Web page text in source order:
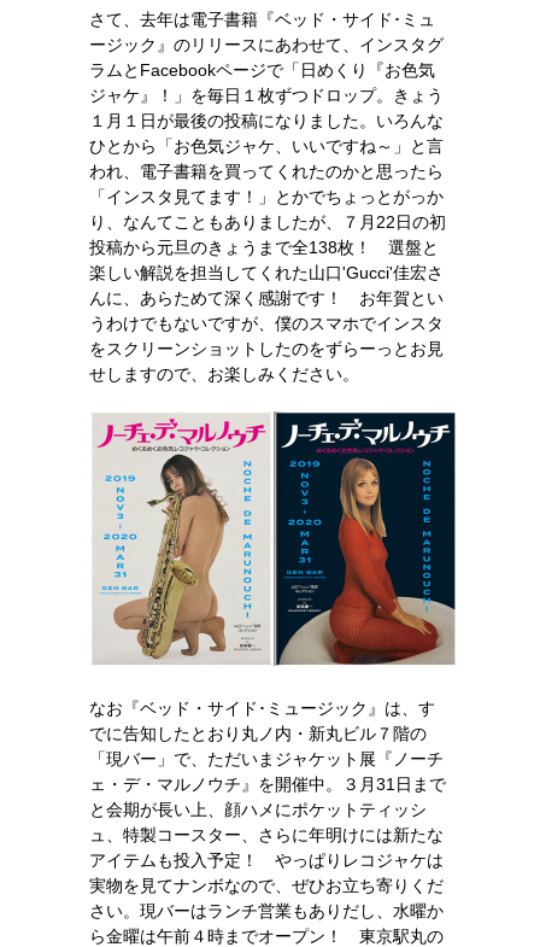
さて、去年は電子書籍『ベッド・サイド･ミュ
ージック』のリリースにあわせて、インスタグ
ラムとFacebookページで「日めくり『お色気
ジャケ』！」を毎日１枚ずつドロップ。きょう
１月１日が最後の投稿になりました。いろんな
ひとから「お色気ジャケ、いいですね～」と言
われ、電子書籍を買ってくれたのかと思ったら
「インスタ見てます！」とかでちょっとがっか
り、なんてこともありましたが、７月22日の初
投稿から元旦のきょうまで全138枚！ 選盤と
楽しい解説を担当してくれた山口'Gucci'佳宏さ
んに、あらためて深く感謝です！ お年賀とい
うわけでもないですが、僕のスマホでインスタ
をスクリーンショットしたのをずらーっとお見
せしますので、お楽しみください。
なお『ベッド・サイド･ミュージック』は、す
でに告知したとおり丸ノ内・新丸ビル７階の
「現バー」で、ただいまジャケット展『ノーチ
ェ・デ・マルノウチ』を開催中。３月31日まで
と会期が長い上、顔ハメにポケットティッシ
ュ、特製コースター、さらに年明けには新たな
アイテムも投入予定！ やっぱりレコジャケは
実物を見てナンボなので、ぜひお立ち寄りくだ
さい。現バーはランチ営業もありだし、水曜か
ら金曜は午前４時までオープン！ 東京駅丸の